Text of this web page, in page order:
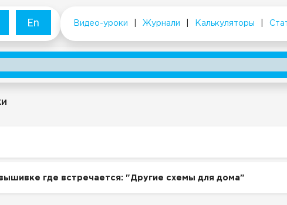
En Видео-уроки Журнали Калькуляторы
где встречается: "Другие схемы для дома"